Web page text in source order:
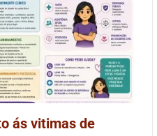
ás vitimas de